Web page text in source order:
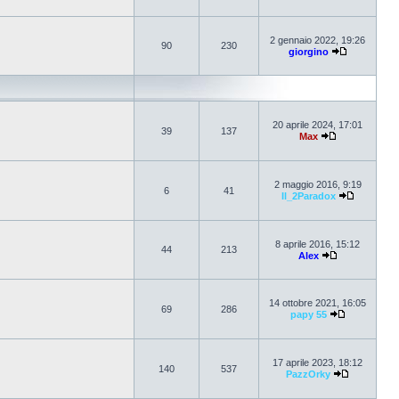
90 230
2 gennaio 2022, 19:26
giorgino
39 137
20 aprile 2024, 17:01
Max
6 41
2 maggio 2016, 9:19
Il_2Paradox
44 213
8 aprile 2016, 15:12
Alex
69 286
14 ottobre 2021, 16:05
papy 55
140 537
17 aprile 2023, 18:12
PazzOrky